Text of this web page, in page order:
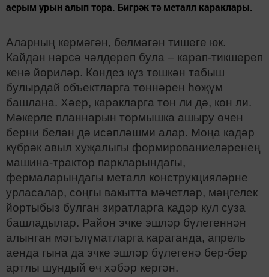
аерым урын алып тора. Бигрәк тә металл караклары.
Аларның кермәгән, белмәгән тишеге юк.
Кайдан нәрсә чәлдереп була – карап-тикшереп
кенә йөриләр. Көндез күз төшкән табыш
булырдай объектларга төннәрен һөҗүм
башлана. Хәер, каракларга төн ли дә, көн ли.
Мәкерле планнарын тормышка ашыру өчен
берни белән дә исәпләшми алар. Моңа кадәр
күбрәк авыл хуҗалыгы формированиеләренең
машина-трактор паркларындагы,
фермаларындагы металл конструкцияләрне
урласалар, соңгы вакытта мәчетләр, мәңгелек
йортыбыз булган зиратларга кадәр кул суза
башладылар. Район эчке эшләр бүлегеннән
алынган мәгълүматларга караганда, апрель
аенда гына да эчке эшләр бүлегенә бер-бер
артлы шундый өч хәбәр кергән.